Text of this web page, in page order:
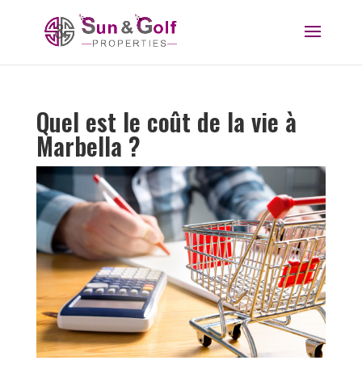
Quel est le coût de la vie à
Marbella ?